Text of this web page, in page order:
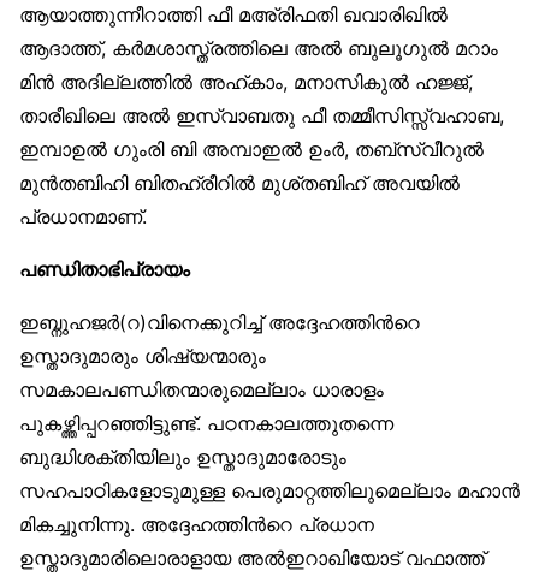
ആയാത്തുന്നീറാത്തി ഫീ മഅ്രിഫതി ഖവാരിഖില്‍
ആദാത്ത്, കര്‍മശാസ്ത്രത്തിലെ അല്‍ ബുലൂഗുല്‍ മറാം
മിന്‍ അദില്ലത്തില്‍ അഹ്കാം, മനാസികുല്‍ ഹജ്ജ്,
താരീഖിലെ അല്‍ ഇസ്വാബതു ഫീ തമ്മീസിസ്സ്വഹാബ,
ഇമ്പാഉല്‍ ഗുംരി ബി അമ്പാഇല്‍ ഉംര്‍, തബ്സ്വീറുല്‍
മുന്‍തബിഹി ബിതഹ്രീറില്‍ മുശ്തബിഹ് അവയില്‍
പ്രധാനമാണ്.
പണ്ഡിതാഭിപ്രായം
ഇബ്നുഹജര്‍(റ)വിനെക്കുറിച്ച് അദ്ദേഹത്തിന്‍റെ
ഉസ്താദുമാരും ശിഷ്യന്മാരും
സമകാലപണ്ഡിതന്മാരുമെല്ലാം ധാരാളം
പുകഴ്ത്തിപ്പറഞ്ഞിട്ടുണ്ട്. പഠനകാലത്തുതന്നെ
ബുദ്ധിശക്തിയിലും ഉസ്താദുമാരോടും
സഹപാഠികളോടുമുള്ള പെരുമാറ്റത്തിലുമെല്ലാം മഹാന്‍
മികച്ചുനിന്നു. അദ്ദേഹത്തിന്‍റെ പ്രധാന
ഉസ്താദുമാരിലൊരാളായ അല്‍ഇറാഖിയോട് വഫാത്ത്